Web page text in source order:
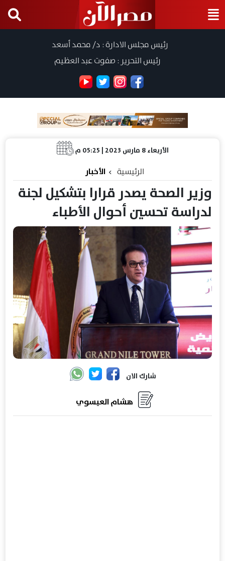
رئيس مجلس الادارة : د/ محمد أسعد
رئيس التحرير : صفوت عبد العظيم
الأربعاء 8 مارس 2023 | 05:25 م
الرئيسية الأخبار
وزير الصحة يصدر قرارا بتشكيل لجنة
لدراسة تحسين أحوال الأطباء
شارك الان
هشام العيسوي